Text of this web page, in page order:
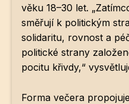
věku 18–30 let.
směřují k politickým
solidaritu, rovnost a
politické strany
pocitu křivdy,“
Forma večera